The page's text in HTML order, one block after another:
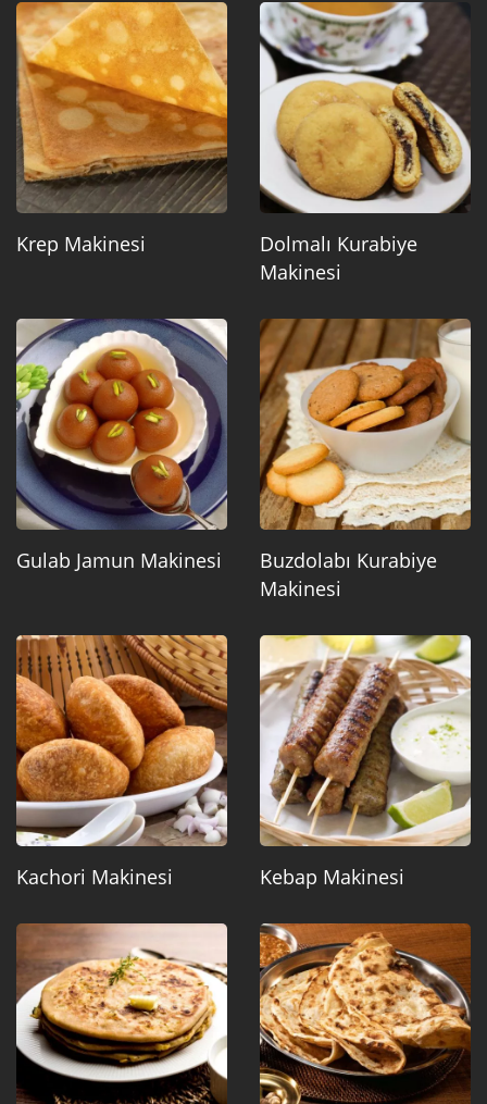
Krep Makinesi
Dolmalı Kurabiye
Makinesi
Gulab Jamun Makinesi
Buzdolabı Kurabiye
Makinesi
Kachori Makinesi Kebap Makinesi